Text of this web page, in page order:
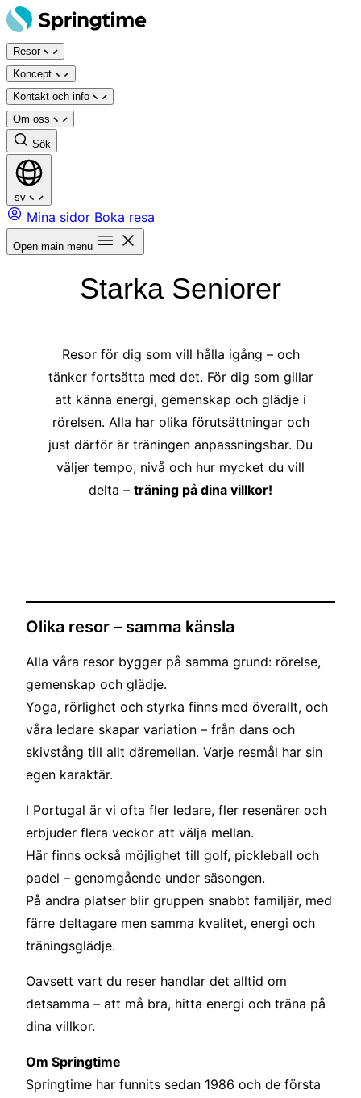
Hoppa
till
innehåll
Resor
Koncept
Kontakt och info
Om oss
Sök
sv
Mina sidor Boka resa
Open main menu
Starka Seniorer
Resor för dig som vill hålla igång – och
tänker fortsätta med det. För dig som gillar
att känna energi, gemenskap och glädje i
rörelsen. Alla har olika förutsättningar och
just därför är träningen anpassningsbar. Du
väljer tempo, nivå och hur mycket du vill
delta – träning på dina villkor!
Olika resor – samma känsla
Alla våra resor bygger på samma grund: rörelse,
gemenskap och glädje.
Yoga, rörlighet och styrka finns med överallt, och
våra ledare skapar variation – från dans och
skivstång till allt däremellan. Varje resmål har sin
egen karaktär.
I Portugal är vi ofta fler ledare, fler resenärer och
erbjuder flera veckor att välja mellan.
Här finns också möjlighet till golf, pickleball och
padel – genomgående under säsongen.
På andra platser blir gruppen snabbt familjär, med
färre deltagare men samma kvalitet, energi och
träningsglädje.
Oavsett vart du reser handlar det alltid om
detsamma – att må bra, hitta energi och träna på
dina villkor.
Om Springtime
Springtime har funnits sedan 1986 och de första